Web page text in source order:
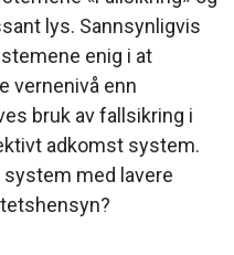
lys. Sannsynligvis
enig i at
vernenivå enn
bruk av fallsikring i
adkomst system.
system med lavere